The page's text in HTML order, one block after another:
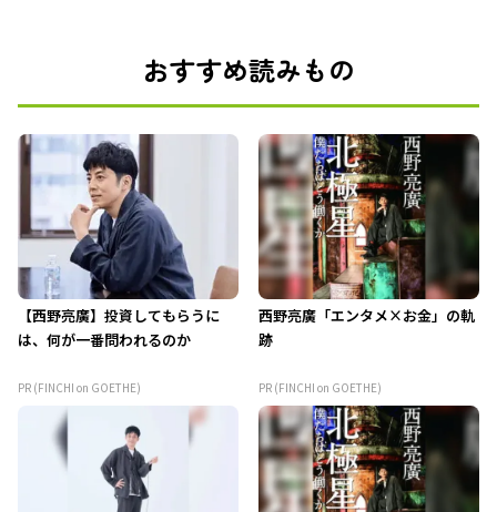
おすすめ読みもの
【西野亮廣】投資してもらうに
は、何が一番問われるのか
PR (FINCHI on GOETHE)
西野亮廣「エンタメ×お金」の軌
跡
PR (FINCHI on GOETHE)